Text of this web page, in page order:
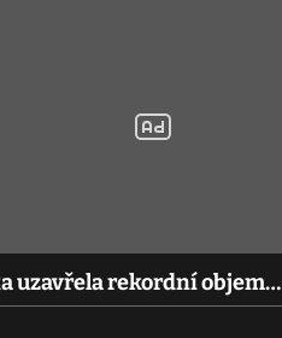
uzavřela rekordní objem…